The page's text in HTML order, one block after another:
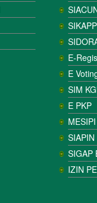
SIKAPP
E-
E
SIM
E PKP
MESIPI
SIAPIN
SIGAP
IZIN